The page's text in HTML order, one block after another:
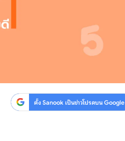
ตั้ง Sanook เป็นข่าวโปรดบน Google